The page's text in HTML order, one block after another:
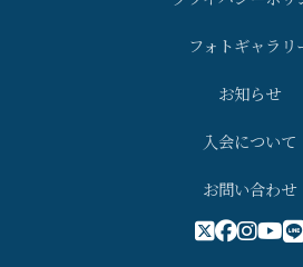
フォトギャラリ
お知らせ
入会について
お問い合わせ